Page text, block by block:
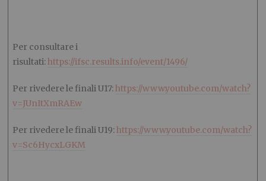
Per consultare i
risultati:https://ifsc.results.info/event/1496/
Per rivedere le finali U17:https://www.youtube.com/watch?
v=JUnItXmRAEw
Per rivedere le finali U19:https://www.youtube.com/watch?
v=Sc6HycxLGKM